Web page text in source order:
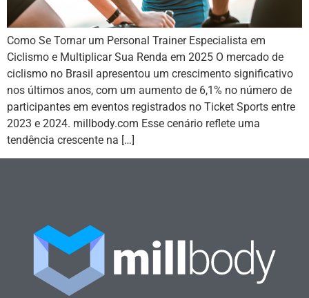
Como Se Tornar um Personal Trainer Especialista em
Ciclismo e Multiplicar Sua Renda em 2025 O mercado de
ciclismo no Brasil apresentou um crescimento significativo
nos últimos anos, com um aumento de 6,1% no número de
participantes em eventos registrados no Ticket Sports entre
2023 e 2024. millbody.com Esse cenário reflete uma
tendência crescente na […]